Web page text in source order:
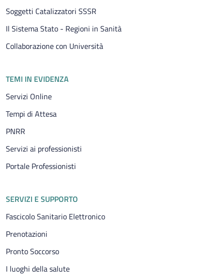
Soggetti Catalizzatori SSSR
Il Sistema Stato - Regioni in Sanità
Collaborazione con Università
TEMI IN EVIDENZA
Servizi Online
Tempi di Attesa
PNRR
Servizi ai professionisti
Portale Professionisti
SERVIZI E SUPPORTO
Fascicolo Sanitario Elettronico
Prenotazioni
Pronto Soccorso
I luoghi della salute